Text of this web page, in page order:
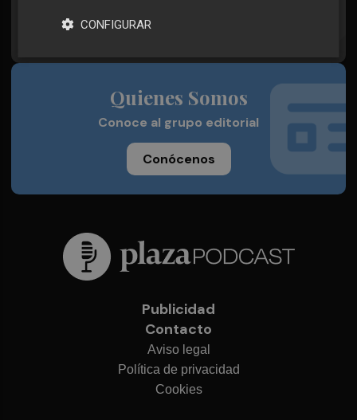
Quienes Somos
Conoce al grupo editorial
Conócenos
Publicidad
Contacto
Aviso legal
Política de privacidad
Cookies
CONFIGURAR